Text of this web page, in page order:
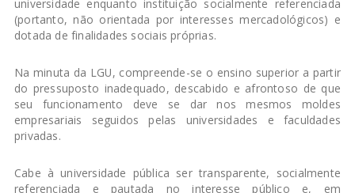
universidade enquanto instituição socialmente referenciada
(portanto, não orientada por interesses mercadológicos) e
dotada de finalidades sociais próprias.
Na minuta da LGU, compreende-se o ensino superior a partir
do pressuposto inadequado, descabido e afrontoso de que
seu funcionamento deve se dar nos mesmos moldes
empresariais seguidos pelas universidades e faculdades
privadas.
Cabe à universidade pública ser transparente, socialmente
referenciada e pautada no interesse público e, em